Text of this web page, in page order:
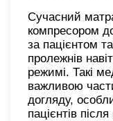
Сучасний
компресором
за пацієнтом
пролежнів
режимі. Такі
важливою
догляду,
пацієнтів